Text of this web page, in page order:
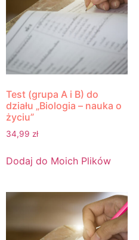
Test (grupa A i B) do
działu „Biologia – nauka o
życiu”
34,99 zł
Dodaj do Moich Plików